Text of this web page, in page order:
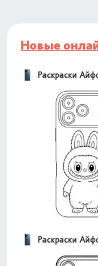
Новые
Раскраски
Раскраски